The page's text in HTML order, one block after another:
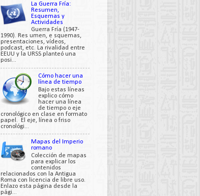
La Guerra Fría:
Resumen,
Esquemas y
Actividades
Guerra Fría (1947-
1990). Res umen, e squemas,
presentaciones, vídeos,
podcast, etc. La rivalidad entre
EEUU y la URSS planteó una
posi...
Cómo hacer una
línea de tiempo
Bajo estas líneas
explico cómo
hacer una línea
de tiempo o eje
cronológico en clase en formato
papel. El eje, línea o friso
cronológi...
Mapas del Imperio
romano
Colección de mapas
para explicar los
contenidos
relacionados con la Antigua
Roma con licencia de libre uso.
Enlazo esta página desde la
pági...